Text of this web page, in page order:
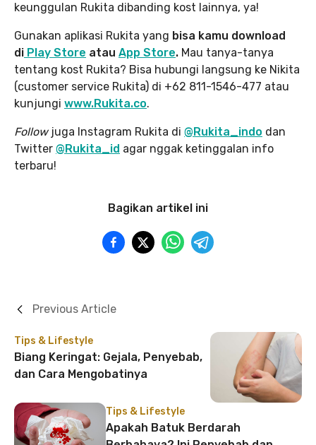
keunggulan Rukita dibanding kost lainnya, ya!
Gunakan aplikasi Rukita yang bisa kamu download
di Play Store atau App Store. Mau tanya-tanya
tentang kost Rukita? Bisa hubungi langsung ke Nikita
(customer service Rukita) di +62 811-1546-477 atau
kunjungi www.Rukita.co.
Followjuga Instagram Rukita di @Rukita_indo dan
Twitter @Rukita_id agar nggak ketinggalan info
terbaru!
Bagikan artikel ini
Tips & Lifestyle
Biang Keringat: Gejala, Penyebab,
dan Cara Mengobatinya
Previous Article
Tips & Lifestyle
Apakah Batuk Berdarah